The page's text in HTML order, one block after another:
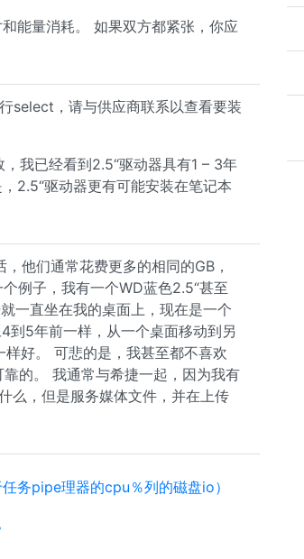
能量消耗。 如果双方都紧张，你应
select，请与供应商联系以查看要装
我已经看到2.5“驱动器具有1 – 3年
2.5“驱动器更有可能安装在笔记本
他们通常花费更多的相同的GB，
例子，我有一个WD蓝色2.5“甚至
一直坐在我的桌面上，现在是一个
到5年前一样，从一个桌面移动到另
好。 可悲的是，我甚至都不喜欢
的。 我通常与希捷一起，因为我有
么，但是服务媒体文件，并在上传
务pipe理器的cpu％列的磁盘io）